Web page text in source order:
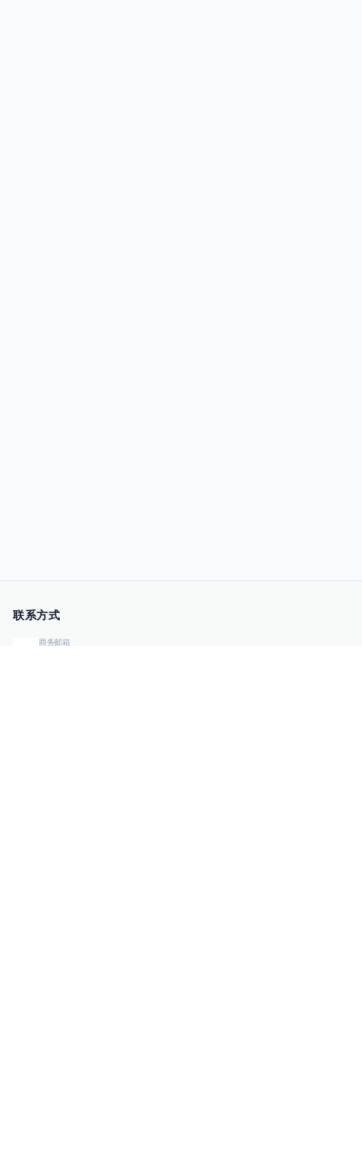
联系方式
商务邮箱